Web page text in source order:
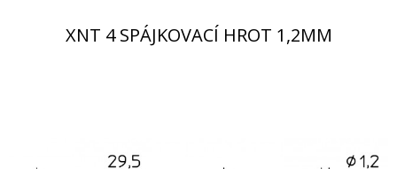
XNT 4 SPÁJKOVACÍ HROT 1,2MM